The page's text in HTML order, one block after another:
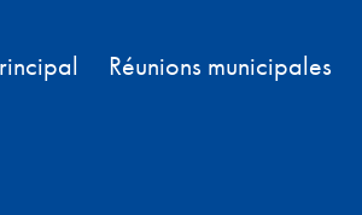
Réunions municipales